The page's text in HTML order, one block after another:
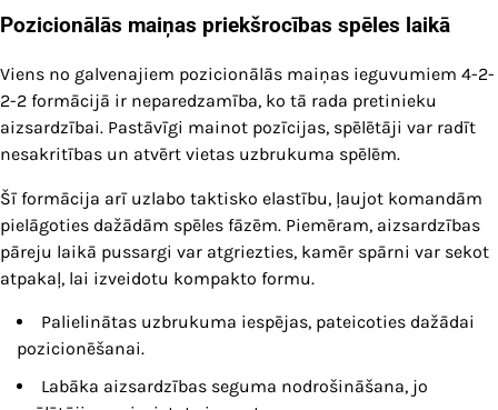
Pozicionālās maiņas priekšrocības spēles laikā
Viens no galvenajiem pozicionālās maiņas ieguvumiem 4-2-
2-2 formācijā ir neparedzamība, ko tā rada pretinieku
aizsardzībai. Pastāvīgi mainot pozīcijas, spēlētāji var radīt
nesakritības un atvērt vietas uzbrukuma spēlēm.
Šī formācija arī uzlabo taktisko elastību, ļaujot komandām
pielāgoties dažādām spēles fāzēm. Piemēram, aizsardzības
pāreju laikā pussargi var atgriezties, kamēr spārni var sekot
atpakaļ, lai izveidotu kompakto formu.
Palielinātas uzbrukuma iespējas, pateicoties dažādai
pozicionēšanai.
Labāka aizsardzības seguma nodrošināšana, jo